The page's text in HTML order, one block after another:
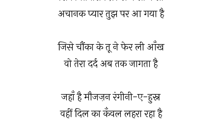
अचानक प्यार तुझ पर आ गया है
जिसे चौंका के तू ने फेर ली आँख
वो तेरा दर्द अब तक जागता है
जहाँ है मौजज़न रंगीनी-ए-हुस्न
वहीं दिल का कँवल लहरा रहा है